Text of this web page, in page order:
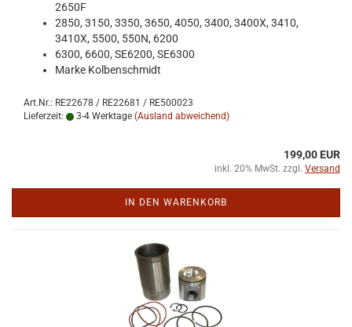
2650F
2850, 3150, 3350, 3650, 4050, 3400, 3400X, 3410,
3410X, 5500, 550N, 6200
6300, 6600, SE6200, SE6300
Marke Kol­ben­schmidt
Art.Nr.: RE22678 / RE22681 / RE500023
Lieferzeit:
3-4 Werktage (Ausland abweichend)
199,00 EUR
inkl. 20% MwSt. zzgl. Versand
IN DEN WARENKORB